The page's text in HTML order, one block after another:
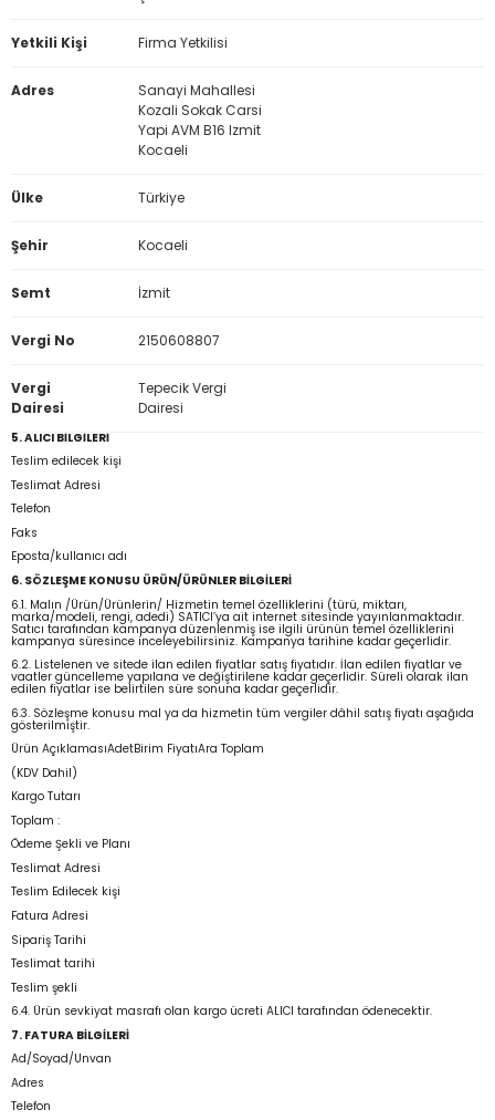
Yetkili Kişi Firma Yetkilisi
Adres
Sanayi Mahallesi
Kozali Sokak Carsi
Yapi AVM B16 Izmit
Kocaeli
Ülke Türkiye
Şehir Kocaeli
Semt İzmit
Vergi No 2150608807
Vergi
Dairesi
Tepecik Vergi
Dairesi
5. ALICI BİLGİLERİ
Teslim edilecek kişi
Teslimat Adresi
Telefon
Faks
Eposta/kullanıcı adı
6. SÖZLEŞME KONUSU ÜRÜN/ÜRÜNLER BİLGİLERİ
6.1. Malın /Ürün/Ürünlerin/ Hizmetin temel özelliklerini (türü, miktarı,
marka/modeli, rengi, adedi) SATICI’ya ait internet sitesinde yayınlanmaktadır.
Satıcı tarafından kampanya düzenlenmiş ise ilgili ürünün temel özelliklerini
kampanya süresince inceleyebilirsiniz. Kampanya tarihine kadar geçerlidir.
6.2. Listelenen ve sitede ilan edilen fiyatlar satış fiyatıdır. İlan edilen fiyatlar ve
vaatler güncelleme yapılana ve değiştirilene kadar geçerlidir. Süreli olarak ilan
edilen fiyatlar ise belirtilen süre sonuna kadar geçerlidir.
6.3. Sözleşme konusu mal ya da hizmetin tüm vergiler dâhil satış fiyatı aşağıda
gösterilmiştir.
Ürün AçıklamasıAdetBirim FiyatıAra Toplam
(KDV Dahil)
Kargo Tutarı
Toplam :
Ödeme Şekli ve Planı
Teslimat Adresi
Teslim Edilecek kişi
Fatura Adresi
Sipariş Tarihi
Teslimat tarihi
Teslim şekli
6.4. Ürün sevkiyat masrafı olan kargo ücreti ALICI tarafından ödenecektir.
7. FATURA BİLGİLERİ
Ad/Soyad/Unvan
Adres
Telefon